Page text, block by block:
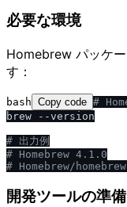
必要な環境
Homebrew パッケ
す：
bash Copy code #
brew --version
# 出力例
# Homebrew 4.1.0
# Homebrew/
開発ツールの準備